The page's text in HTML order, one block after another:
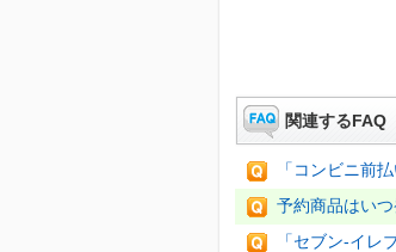
関連するFAQ
「コンビニ前
予約商品はい
「セブン-イレ